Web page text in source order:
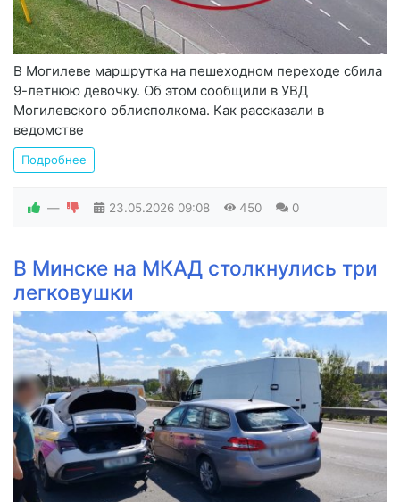
В Могилеве маршрутка на пешеходном переходе сбила
9-летнюю девочку. Об этом сообщили в УВД
Могилевского облисполкома. Как рассказали в
ведомстве
Подробнее
— 23.05.2026 09:08 450 0
В Минске на МКАД столкнулись три
легковушки